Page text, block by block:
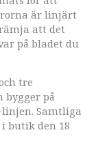
är linjärt
att det
på bladet du
tre
bygger på
Samtliga
butik den 18